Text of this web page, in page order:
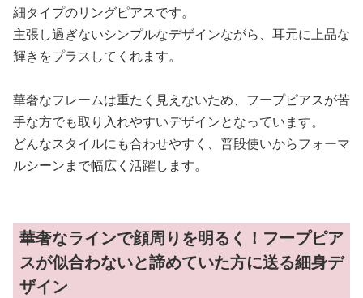
細タイプのリングピアスです。
主張し過ぎないシンプルなデザインながら、耳元に上品な
輝きをプラスしてくれます。
華奢なフレームは重たく見えないため、フープピアスが苦
手な方でも取り入れやすいデザインとなっています。
どんなスタイルにも合わせやすく、普段使いからフォーマ
ルシーンまで幅広く活躍します。
華奢なラインで顔周りを明るく！フープピア
スが似合わないと諦めていた方に送る細身デ
ザイン